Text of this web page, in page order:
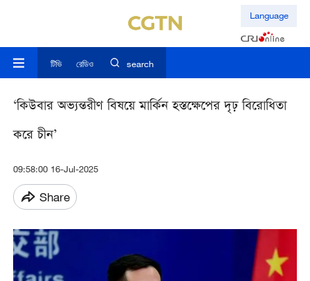
Language
টিভি রেডিও search
‘কিউবার অভ্যন্তরীণ বিষয়ে মার্কিন হস্তক্ষেপের দৃঢ় বিরোধিতা
করে চীন’
09:58:00 16-Jul-2025
Share